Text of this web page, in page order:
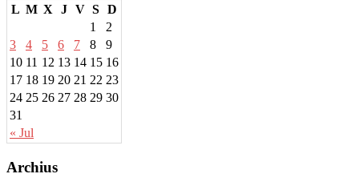
L M X J V S D
« Jul
1
2
3
4 5 6 7 8
9
10 11 12 13 14 15 16
17 18 19 20 21 22 23
24 25 26 27 28 29 30
31
Archius